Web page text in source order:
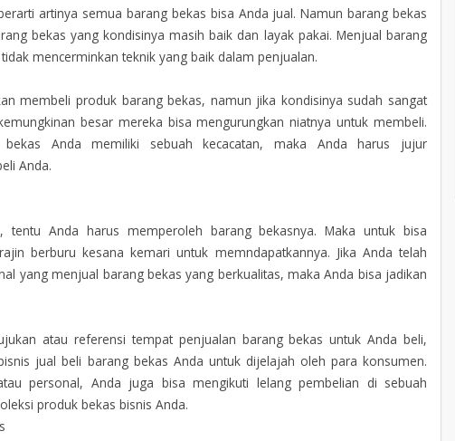
artinya semua barang bekas bisa Anda jual. Namun barang bekas
bekas yang kondisinya masih baik dan layak pakai. Menjual barang
mencerminkan teknik yang baik dalam penjualan.
membeli produk barang bekas, namun jika kondisinya sudah sangat
besar mereka bisa mengurungkan niatnya untuk membeli.
Anda memiliki sebuah kecacatan, maka Anda harus jujur
Anda.
tentu Anda harus memperoleh barang bekasnya. Maka untuk bisa
berburu kesana kemari untuk memndapatkannya. Jika Anda telah
yang menjual barang bekas yang berkualitas, maka Anda bisa jadikan
atau referensi tempat penjualan barang bekas untuk Anda beli,
jual beli barang bekas Anda untuk dijelajah oleh para konsumen.
personal, Anda juga bisa mengikuti lelang pembelian di sebuah
produk bekas bisnis Anda.